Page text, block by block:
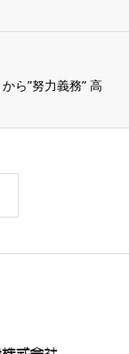
ら”努力義務” 高